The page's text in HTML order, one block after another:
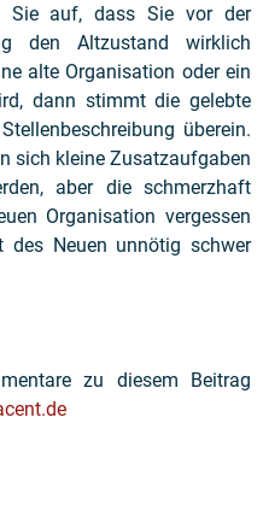
Sie auf, dass Sie vor der
den Altzustand wirklich
alte Organisation oder ein
dann stimmt die gelebte
überein.
sich kleine Zusatzaufgaben
aber die schmerzhaft
Organisation vergessen
des Neuen unnötig schwer
zu diesem Beitrag